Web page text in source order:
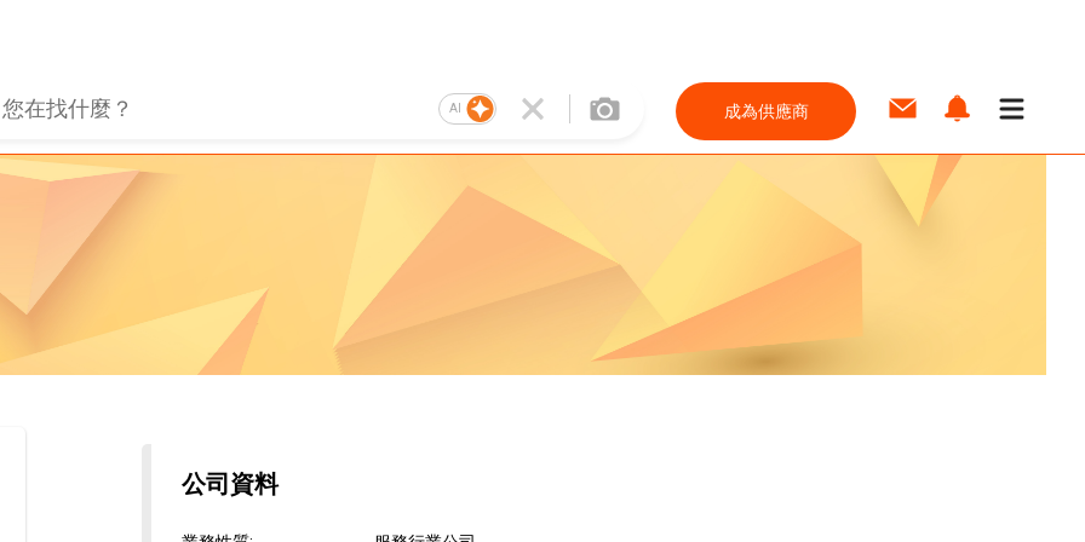
AI 成為供應商
公司資料